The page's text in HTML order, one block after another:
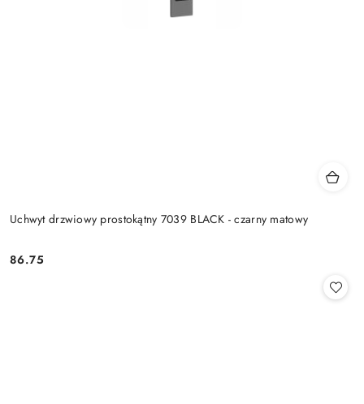
Uchwyt drzwiowy prostokątny 7039 BLACK - czarny matowy
Cena:
86.75